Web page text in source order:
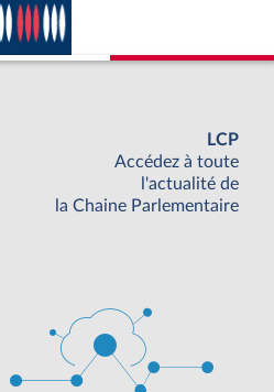
LCP
Accédez à toute
l'actualité de
la Chaine Parlementaire